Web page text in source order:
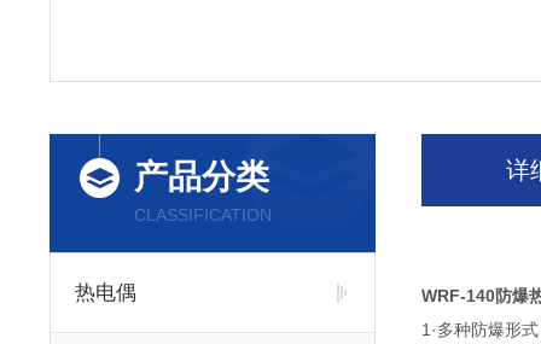
产品分类
CLASSIFICATION
热电偶
详
WRF-140防爆
1·多种防爆形